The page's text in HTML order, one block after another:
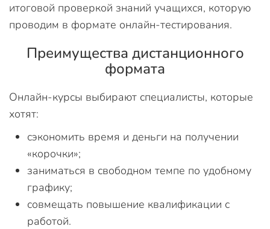
итоговой проверкой знаний учащихся, которую
проводим в формате онлайн-тестирования.
Преимущества дистанционного
формата
Онлайн-курсы выбирают специалисты, которые
хотят:
сэкономить время и деньги на получении
«корочки»;
заниматься в свободном темпе по удобному
графику;
совмещать повышение квалификации с
работой.